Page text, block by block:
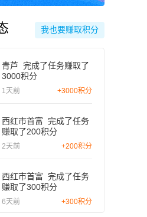
我也要赚取积分
青芦 完成了任务赚取了
3000积分
1天前 +3000积分
西红市首富 完成了任务
赚取了200积分
2天前 +200积分
西红市首富 完成了任务
赚取了300积分
6天前 +300积分